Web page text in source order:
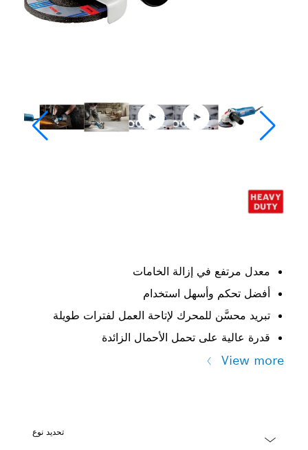
معدل مرتفع في إزالة الخامات
أفضل تحكم وأسهل استخدام
تبريد محسَّن للمحرك لإتاحة العمل لفترات طويلة
قدرة عالية على تحمل الأحمال الزائدة
View more
تحديد نوع